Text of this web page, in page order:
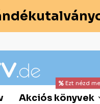
Akciós könyvek
Ezt nézd